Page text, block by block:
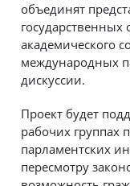
объединят
государственных
академического
международных
дискуссии.
Проект будет
рабочих группах
парламентских
пересмотру